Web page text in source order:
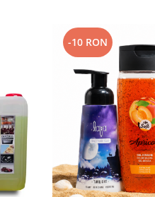
-10 RON